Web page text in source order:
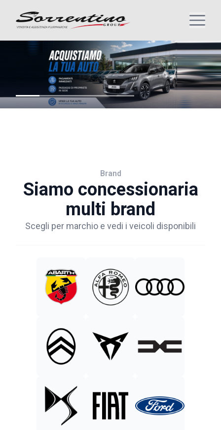
Brand
Siamo concessionaria
multi brand
Scegli per marchio e vedi i veicoli disponibili